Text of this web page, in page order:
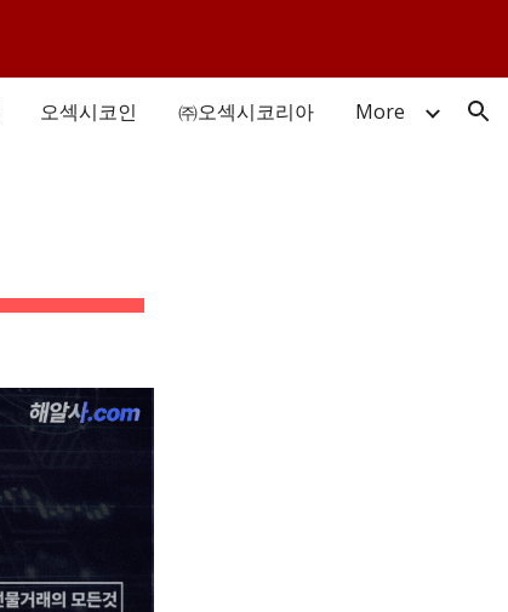
오섹시코인 ㈜오섹시코리아 More